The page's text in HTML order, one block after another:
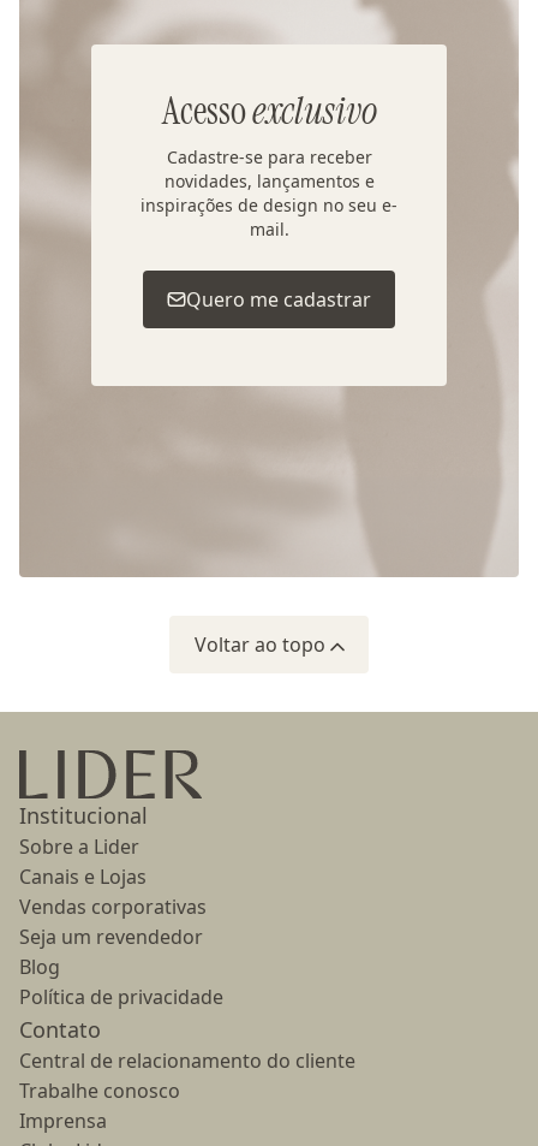
Acessoexclusivo
Cadastre-se para receber
novidades, lançamentos e
inspirações de design no seu e-
mail.
Quero me cadastrar
Voltar ao topo
Ir para a página inicial
Institucional
Sobre a Lider
Canais e Lojas
Vendas corporativas
Seja um revendedor
Blog
Política de privacidade
Contato
Central de relacionamento do cliente
Trabalhe conosco
Imprensa